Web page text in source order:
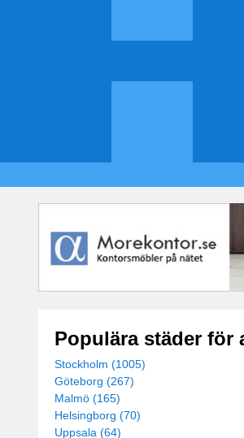
Populära städer för
Stockholm (1005)
Göteborg (267)
Malmö (165)
Helsingborg (70)
Uppsala (64)